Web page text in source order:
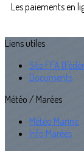
Les paiements en
Liens utiles
Site FFA
Documents
Météo / Marées
Météo Marine
Info Marées